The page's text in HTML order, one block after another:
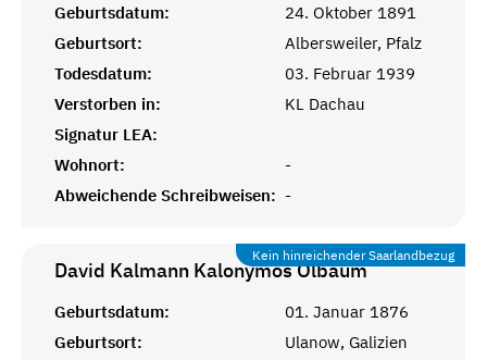
Geburtsdatum:
24. Oktober 1891
Geburtsort:
Albersweiler, Pfalz
Todesdatum:
03. Februar 1939
Verstorben in:
KL Dachau
Signatur LEA:
Wohnort:
-
Abweichende Schreibweisen: -
Kein hinreichender Saarlandbezug
David Kalmann KalonymosÖlbaum
Geburtsdatum:
01. Januar 1876
Geburtsort:
Ulanow, Galizien